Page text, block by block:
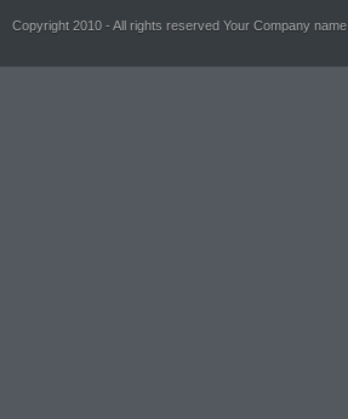
Copyright 2010 - All rights reserved Your Company name